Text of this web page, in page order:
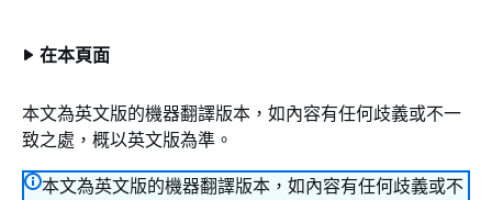
在本頁面
本文為英文版的機器翻譯版本，如內容有任何歧義或不一
致之處，概以英文版為準。
本文為英文版的機器翻譯版本，如內容有任何歧義或不